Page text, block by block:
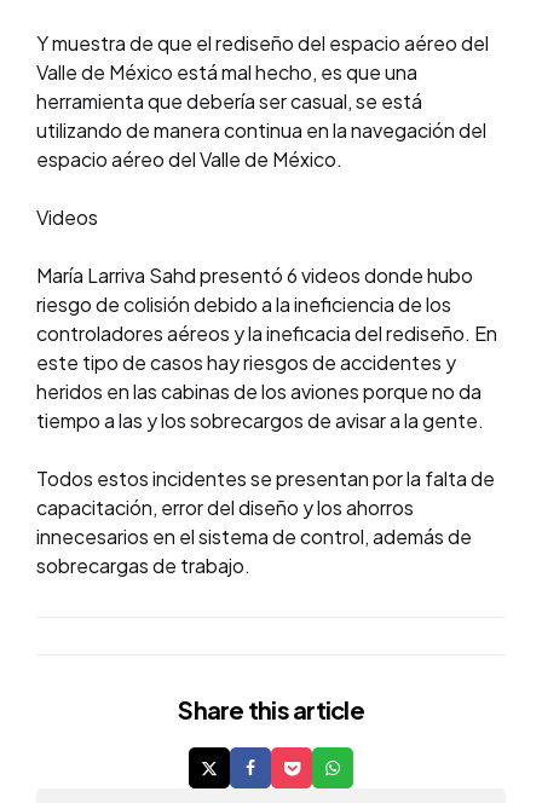
Y muestra de que el rediseño del espacio aéreo del
Valle de México está mal hecho, es que una
herramienta que debería ser casual, se está
utilizando de manera continua en la navegación del
espacio aéreo del Valle de México.
Videos
María Larriva Sahd presentó 6 videos donde hubo
riesgo de colisión debido a la ineficiencia de los
controladores aéreos y la ineficacia del rediseño. En
este tipo de casos hay riesgos de accidentes y
heridos en las cabinas de los aviones porque no da
tiempo a las y los sobrecargos de avisar a la gente.
Todos estos incidentes se presentan por la falta de
capacitación, error del diseño y los ahorros
innecesarios en el sistema de control, además de
sobrecargas de trabajo.
Share this article